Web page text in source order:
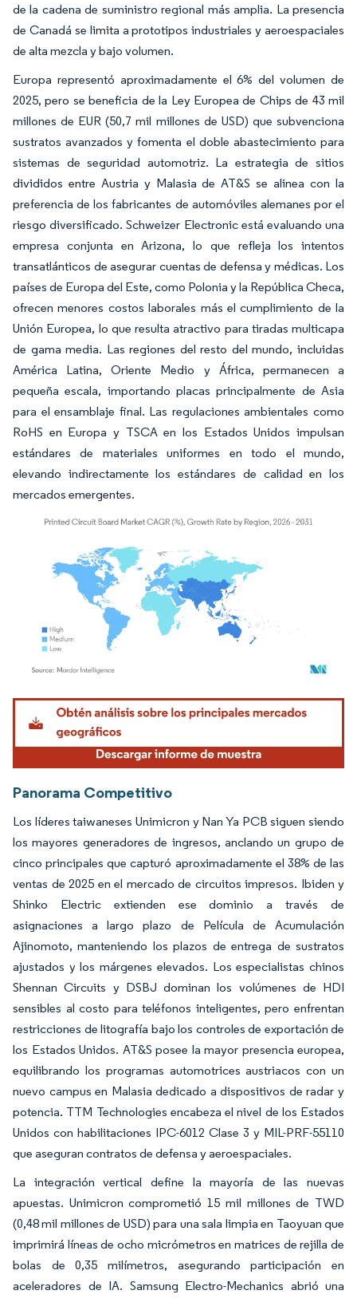
de la cadena de suministro regional más amplia. La presencia
de Canadá se limita a prototipos industriales y aeroespaciales
de alta mezcla y bajo volumen.
Europa representó aproximadamente el 6% del volumen de
2025, pero se beneficia de la Ley Europea de Chips de 43 mil
millones de EUR (50,7 mil millones de USD) que subvenciona
sustratos avanzados y fomenta el doble abastecimiento para
sistemas de seguridad automotriz. La estrategia de sitios
divididos entre Austria y Malasia de AT&S se alinea con la
preferencia de los fabricantes de automóviles alemanes por el
riesgo diversificado. Schweizer Electronic está evaluando una
empresa conjunta en Arizona, lo que refleja los intentos
transatlánticos de asegurar cuentas de defensa y médicas. Los
países de Europa del Este, como Polonia y la República Checa,
ofrecen menores costos laborales más el cumplimiento de la
Unión Europea, lo que resulta atractivo para tiradas multicapa
de gama media. Las regiones del resto del mundo, incluidas
América Latina, Oriente Medio y África, permanecen a
pequeña escala, importando placas principalmente de Asia
para el ensamblaje final. Las regulaciones ambientales como
RoHS en Europa y TSCA en los Estados Unidos impulsan
estándares de materiales uniformes en todo el mundo,
elevando indirectamente los estándares de calidad en los
mercados emergentes.
Imagen © Mordor Intelligence. El uso requiere atribución según CC BY 4.0.
Panorama Competitivo
Los líderes taiwaneses Unimicron y Nan Ya PCB siguen siendo
los mayores generadores de ingresos, anclando un grupo de
cinco principales que capturó aproximadamente el 38% de las
ventas de 2025 en el mercado de circuitos impresos. Ibiden y
Shinko Electric extienden ese dominio a través de
asignaciones a largo plazo de Película de Acumulación
Ajinomoto, manteniendo los plazos de entrega de sustratos
ajustados y los márgenes elevados. Los especialistas chinos
Shennan Circuits y DSBJ dominan los volúmenes de HDI
sensibles al costo para teléfonos inteligentes, pero enfrentan
restricciones de litografía bajo los controles de exportación de
los Estados Unidos. AT&S posee la mayor presencia europea,
equilibrando los programas automotrices austriacos con un
nuevo campus en Malasia dedicado a dispositivos de radar y
potencia. TTM Technologies encabeza el nivel de los Estados
Unidos con habilitaciones IPC-6012 Clase 3 y MIL-PRF-55110
que aseguran contratos de defensa y aeroespaciales.
La integración vertical define la mayoría de las nuevas
apuestas. Unimicron comprometió 15 mil millones de TWD
(0,48 mil millones de USD) para una sala limpia en Taoyuan que
imprimirá líneas de ocho micrómetros en matrices de rejilla de
bolas de 0,35 milímetros, asegurando participación en
aceleradores de IA. Samsung Electro-Mechanics abrió una